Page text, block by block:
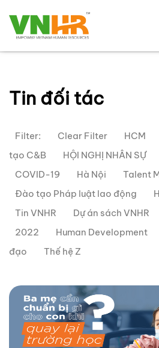
Tin đối tác
Filter: Clear Filter HCM
tạo C&B
HỘI NGHỊ NHÂN SỰ
COVID-19
Hà Nội Talent
Đào tạo Pháp luật lao động
Tin VNHR
Dự án sách VNHR
2022
Human Development
đạo
Thế hệ Z